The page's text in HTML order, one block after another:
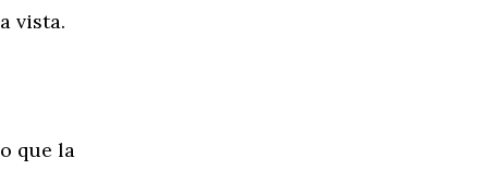
vista.
que la